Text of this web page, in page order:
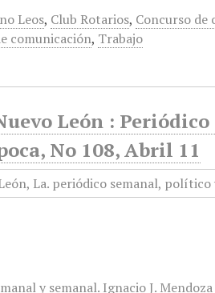
Leos, Club Rotarios, Concurso de
comunicación, Trabajo
León :
No 108, Abril 11
y semanal. Ignacio J.